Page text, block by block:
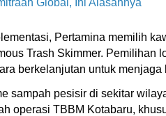
Pertamina memilih
Trash Skimmer. Pemilihan
berkelanjutan untuk
sampah pesisir di sekitar
operasi TBBM Kotabaru,